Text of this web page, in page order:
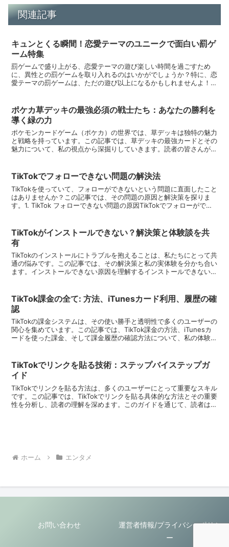
関連記事
キュンとくる瞬間！恋愛テーマのユニークで面白い罰ゲ
ーム特集
罰ゲームで盛り上がる、恋愛テーマの遊び楽しい時間を過ごすため
に、異性との罰ゲームを取り入れるのはいかがでしょうか？特に、恋
愛テーマの罰ゲームは、ただの遊び以上になるかもしれませんよ！こ
ポケカ草デッキの最強必須の戦士たち：あなたの勝利を
導く緑の力
ポケモンカードゲーム（ポケカ）の世界では、草デッキは独特の魅力
と戦略を持っています。この記事では、草デッキの最強カードとその
魅力について、私の視点から深掘りしていきます。読者の皆さんが草
TikTokでフォローできない問題の解決法
TikTokを使っていて、フォローができないという問題に直面したこと
はありませんか？この記事では、その問題の原因と解決策を探りま
す。1. TikTok フォローできない問題の原因TikTokでフォローができ
TikTokがインストールできない？解決策と体験談を共
有
TikTokのインストールにトラブルを抱えることは、私たちにとって共
通の悩みです。この記事では、その解決策と私の実体験を分かち合い
ます。インストールできない原因を理解するインストールできない問
TikTok課金の全て: 方法、iTunesカード利用、履歴の確
認
TikTokの課金システムは、その使い勝手と透明性で多くのユーザーの
関心を集めています。この記事では、TikTok課金の方法、iTunesカ
ードを使った課金、そして課金履歴の確認方法について、私の体験と
TikTokでリンクを貼る技術：ステップバイステップガ
イド
TikTokでリンクを貼る方法は、多くのユーザーにとって重要なスキル
です。この記事では、TikTokでリンクを貼る具体的な方法とその重要
性を分析し、読者の理解を深めます。このガイドを通じて、読者は
ホーム エンタメ
お問い合わせ
運営者情報/プライバシーポリシ
ー